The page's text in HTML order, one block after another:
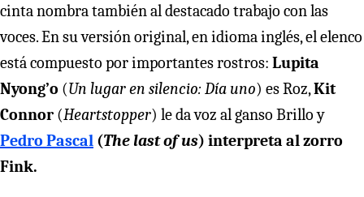
cinta nombra también al destacado trabajo con las
voces. En su versión original, en idioma inglés, el elenco
está compuesto por importantes rostros: Lupita
Nyong’o (Un lugar en silencio: Día uno) es Roz,Kit
Connor (Heartstopper) le da voz al ganso Brillo y
Pedro Pascal (The last of us) interpreta al zorro
Fink.